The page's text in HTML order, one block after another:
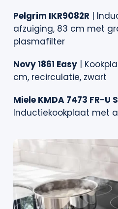
Pelgrim IKR9082R |
afzuiging, 83 cm met
plasmafilter
Novy 1861 Easy |
cm, recirculatie, zwart
Miele KMDA 7473 FR-U
Inductiekookplaat met